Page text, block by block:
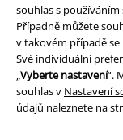
souhlas s
Případně můžete
v takovém případě
Své individuální
„Vyberte nastavení“.
souhlas v Nastavení
údajů naleznete na
Ochrana osobních
Likvidace odpadu a
Prohlášení o shodě